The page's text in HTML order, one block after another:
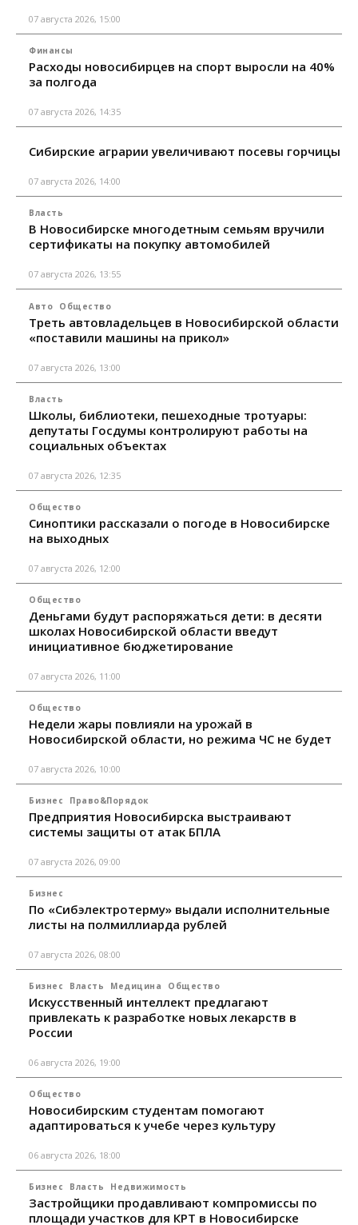
07 августа 2026, 15:00
Финансы
Расходы новосибирцев на спорт выросли на 40%
за полгода
07 августа 2026, 14:35
Сибирские аграрии увеличивают посевы горчицы
07 августа 2026, 14:00
Власть
В Новосибирске многодетным семьям вручили
сертификаты на покупку автомобилей
07 августа 2026, 13:55
Авто Общество
Треть автовладельцев в Новосибирской области
«поставили машины на прикол»
07 августа 2026, 13:00
Власть
Школы, библиотеки, пешеходные тротуары:
депутаты Госдумы контролируют работы на
социальных объектах
07 августа 2026, 12:35
Общество
Синоптики рассказали о погоде в Новосибирске
на выходных
07 августа 2026, 12:00
Общество
Деньгами будут распоряжаться дети: в десяти
школах Новосибирской области введут
инициативное бюджетирование
07 августа 2026, 11:00
Общество
Недели жары повлияли на урожай в
Новосибирской области, но режима ЧС не будет
07 августа 2026, 10:00
Бизнес Право&Порядок
Предприятия Новосибирска выстраивают
системы защиты от атак БПЛА
07 августа 2026, 09:00
Бизнес
По «Сибэлектротерму» выдали исполнительные
листы на полмиллиарда рублей
07 августа 2026, 08:00
Бизнес Власть Медицина Общество
Искусственный интеллект предлагают
привлекать к разработке новых лекарств в
России
06 августа 2026, 19:00
Общество
Новосибирским студентам помогают
адаптироваться к учебе через культуру
06 августа 2026, 18:00
Бизнес Власть Недвижимость
Застройщики продавливают компромиссы по
площади участков для КРТ в Новосибирске